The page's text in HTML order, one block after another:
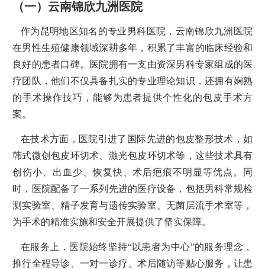
（一）云南锦欣九洲医院
作为昆明地区知名的专业男科医院，云南锦欣九洲医院
在男性生殖健康领域深耕多年，积累了丰富的临床经验和
良好的患者口碑。医院拥有一支由资深男科专家组成的医
疗团队，他们不仅具备扎实的专业理论知识，还拥有娴熟
的手术操作技巧，能够为患者提供个性化的包皮手术方
案。
在技术方面，医院引进了国际先进的包皮整形技术，如
韩式微创包皮环切术、激光包皮环切术等，这些技术具有
创伤小、出血少、恢复快、术后疤痕不明显等优点。同
时，医院配备了一系列先进的医疗设备，包括男科常规检
测实验室、精子发育与遗传实验室、无菌层流手术室等，
为手术的精准实施和安全开展提供了坚实保障。
在服务上，医院始终坚持“以患者为中心”的服务理念，
推行全程导诊、一对一诊疗、术后随访等贴心服务，让患